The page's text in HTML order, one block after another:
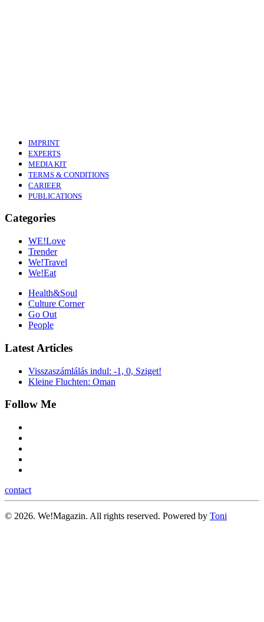
IMPRINT
EXPERTS
MEDIA KIT
TERMS & CONDITIONS
CARIEER
PUBLICATIONS
Categories
WE!Love
Trender
We!Travel
We!Eat
Health&Soul
Culture Corner
Go Out
People
Latest Articles
Visszaszámlálás indul: -1, 0, Sziget!
Kleine Fluchten: Oman
Follow Me
contact
© 2026. We!Magazin. All rights reserved. Powered by Toni